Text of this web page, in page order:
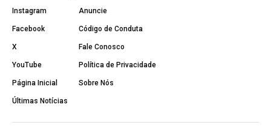
Instagram
Facebook
X
YouTube
Página Inicial
Últimas Notícias
Anuncie
Código de Conduta
Fale Conosco
Política de Privacidade
Sobre Nós